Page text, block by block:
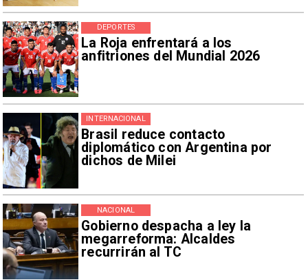
La Roja enfrentará a los
anfitriones del Mundial 2026
DEPORTES
Brasil reduce contacto
diplomático con Argentina por
dichos de Milei
INTERNACIONAL
Gobierno despacha a ley la
megarreforma: Alcaldes
recurrirán al TC
NACIONAL